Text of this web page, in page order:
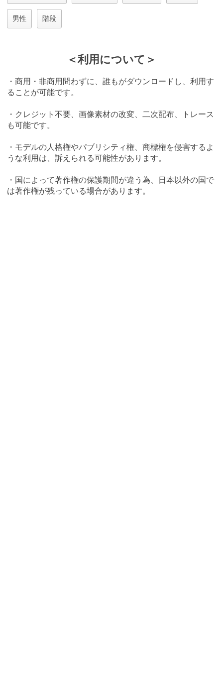
男性 階段
＜利用について＞
・商用・非商用問わずに、誰もがダウンロードし、利用す
ることが可能です。
・クレジット不要、画像素材の改変、二次配布、トレース
も可能です。
・モデルの人格権やパブリシティ権、商標権を侵害するよ
うな利用は、訴えられる可能性があります。
・国によって著作権の保護期間が違う為、日本以外の国で
は著作権が残っている場合があります。